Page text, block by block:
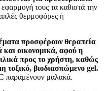
τους τα καθιστά την
θερμοφόρες ή
προσφέρουν θεραπεία
και οικονομικά, αφού η
προς το χρήστη, καθώς
τοξικό, βιοδιασπώμενο gel.
παραμένουν μαλακά.